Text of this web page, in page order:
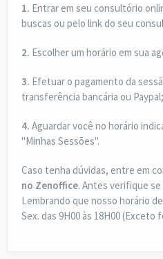
1. Entrar em seu consultório
buscas ou pelo link do seu
2. Escolher um horário em sua
3. Efetuar o pagamento da
transferência bancária ou Paypal;
4. Aguardar você no horário
"Minhas Sessões".
Caso tenha dúvidas, entre em
no Zenoffice. Antes verifique
Lembrando que nosso horário
Sex. das 9H00 às 18H00 (Exceto